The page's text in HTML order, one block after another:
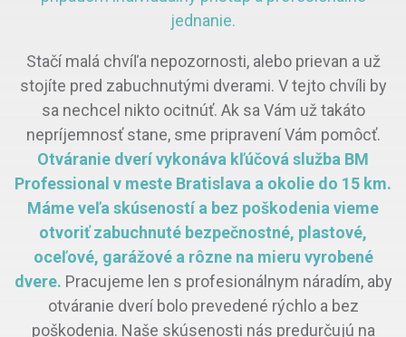
jednanie.
Stačí malá chvíľa nepozornosti, alebo prievan a už
stojíte pred zabuchnutými dverami. V tejto chvíli by
sa nechcel nikto ocitnúť. Ak sa Vám už takáto
nepríjemnosť stane, sme pripravení Vám pomôcť.
Otváranie dverí vykonáva kľúčová služba BM
Professional v meste Bratislava a okolie do 15 km.
Máme veľa skúseností a bez poškodenia vieme
otvoriť zabuchnuté bezpečnostné, plastové,
oceľové, garážové a rôzne na mieru vyrobené
dvere. Pracujeme len s profesionálnym náradím, aby
otváranie dverí bolo prevedené rýchlo a bez
poškodenia. Naše skúsenosti nás predurčujú na